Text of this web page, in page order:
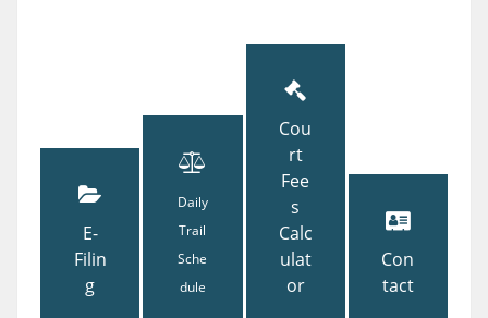
E-
Filin
g
Daily
Trail
Sche
dule
Cou
rt
Fee
s
Calc
ulat
or
Con
tact